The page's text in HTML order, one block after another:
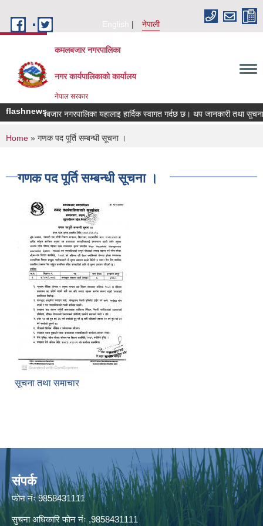
English
नेपाली
कमलबजार नगरपालिका
नगर कार्यपालिकाको कार्यालय
नेपाल सरकार
flashnews
कमलबबजार नगरपालिका यहालाइ हार्दिक स्वागत गर्दछ छ। थप जानकारी तथा
You are here
Home » गणक पद पूर्ति सम्बन्धी सूचना ।
गणक पद पूर्ति सम्बन्धी सूचना ।
सूचना तथा समाचार
संपर्क
फाेन नंः 9858431111
सुचना अधिकारि फाेन नंः ,9858431111